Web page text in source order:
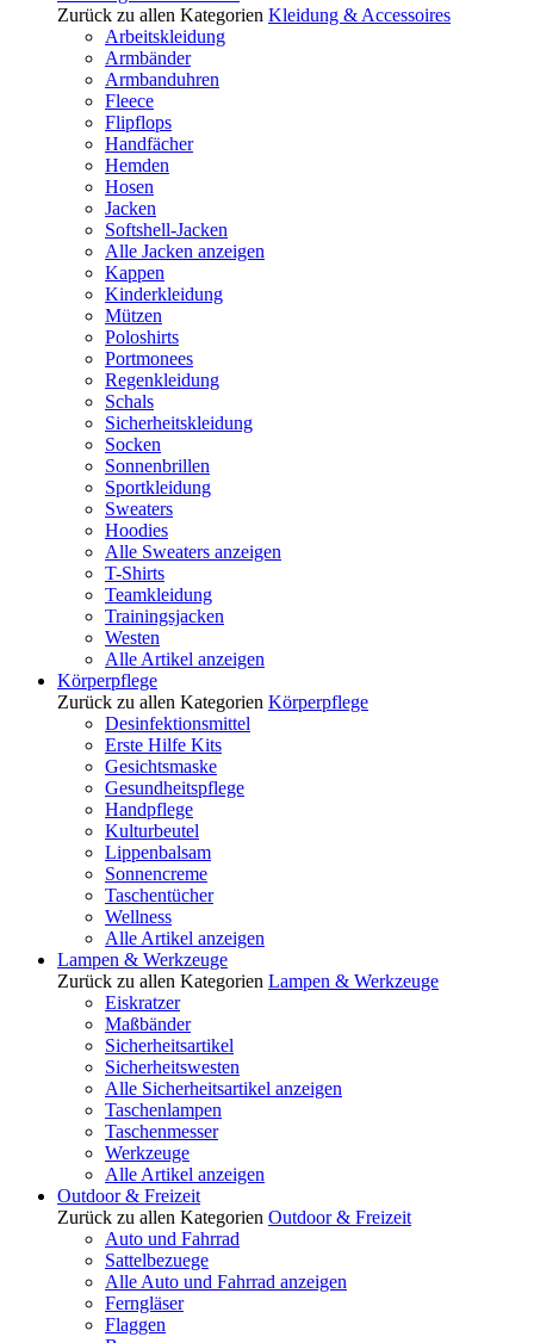
Zurück zu allen Kategorien Kleidung & Accessoires
Arbeitskleidung
Armbänder
Armbanduhren
Fleece
Flipflops
Handfächer
Hemden
Hosen
Jacken
Softshell-Jacken
Alle Jacken anzeigen
Kappen
Kinderkleidung
Mützen
Poloshirts
Portmonees
Regenkleidung
Schals
Sicherheitskleidung
Socken
Sonnenbrillen
Sportkleidung
Sweaters
Hoodies
Alle Sweaters anzeigen
T-Shirts
Teamkleidung
Trainingsjacken
Westen
Alle Artikel anzeigen
Körperpflege
Zurück zu allen Kategorien Körperpflege
Desinfektionsmittel
Erste Hilfe Kits
Gesichtsmaske
Gesundheitspflege
Handpflege
Kulturbeutel
Lippenbalsam
Sonnencreme
Taschentücher
Wellness
Alle Artikel anzeigen
Lampen & Werkzeuge
Zurück zu allen Kategorien Lampen & Werkzeuge
Eiskratzer
Maßbänder
Sicherheitsartikel
Sicherheitswesten
Alle Sicherheitsartikel anzeigen
Taschenlampen
Taschenmesser
Werkzeuge
Alle Artikel anzeigen
Outdoor & Freizeit
Zurück zu allen Kategorien Outdoor & Freizeit
Auto und Fahrrad
Sattelbezuege
Alle Auto und Fahrrad anzeigen
Ferngläser
Flaggen